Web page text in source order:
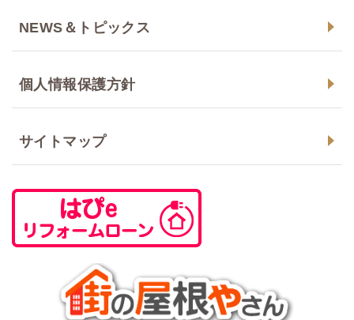
NEWS＆トピックス
個人情報保護方針
サイトマップ